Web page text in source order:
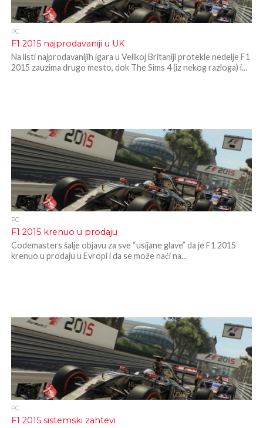
PC
F1 2015 najprodavaniji u UK
Na listi najprodavanijih igara u Velikoj Britaniji protekle nedelje F1
2015 zauzima drugo mesto, dok The Sims 4 (iz nekog razloga) i...
PC
F1 2015 krenuo u prodaju
Codemasters šalje objavu za sve “usijane glave” da je F1 2015
krenuo u prodaju u Evropi i da se može naći na...
PC
F1 2015 sistemski zahtevi